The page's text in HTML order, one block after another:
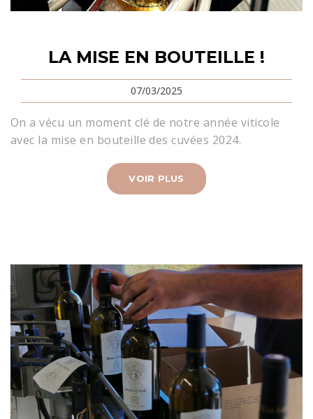
LA MISE EN BOUTEILLE !
07/03/2025
On a vécu un moment clé de notre année viticole
avec la mise en bouteille des cuvées 2024.
VOIR PLUS